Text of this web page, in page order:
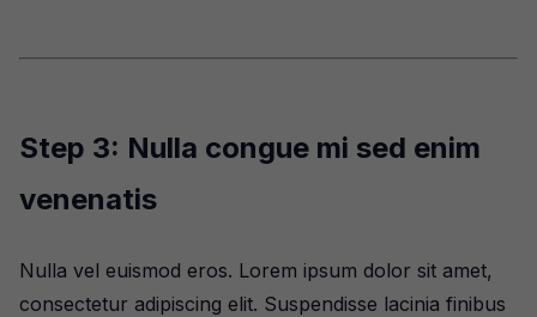
Step 3: Nulla congue mi sed enim
venenatis
Nulla vel euismod eros. Lorem ipsum dolor sit amet,
consectetur adipiscing elit. Suspendisse lacinia finibus